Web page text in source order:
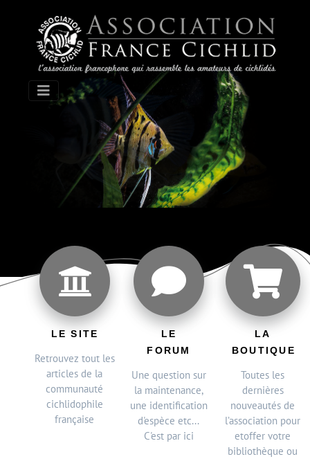
LE SITE
Retrouvez tout les
articles de la
communauté
cichlidophile
française
LE
FORUM
Une question sur
la maintenance,
une identification
d'espèce etc...
C'est par ici
LA
BOUTIQUE
Toutes les
dernières
nouveautés de
l’association pour
etoffer votre
bibliothèque ou